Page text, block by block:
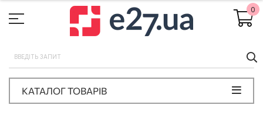
0
КАТАЛОГ ТОВАРІВ